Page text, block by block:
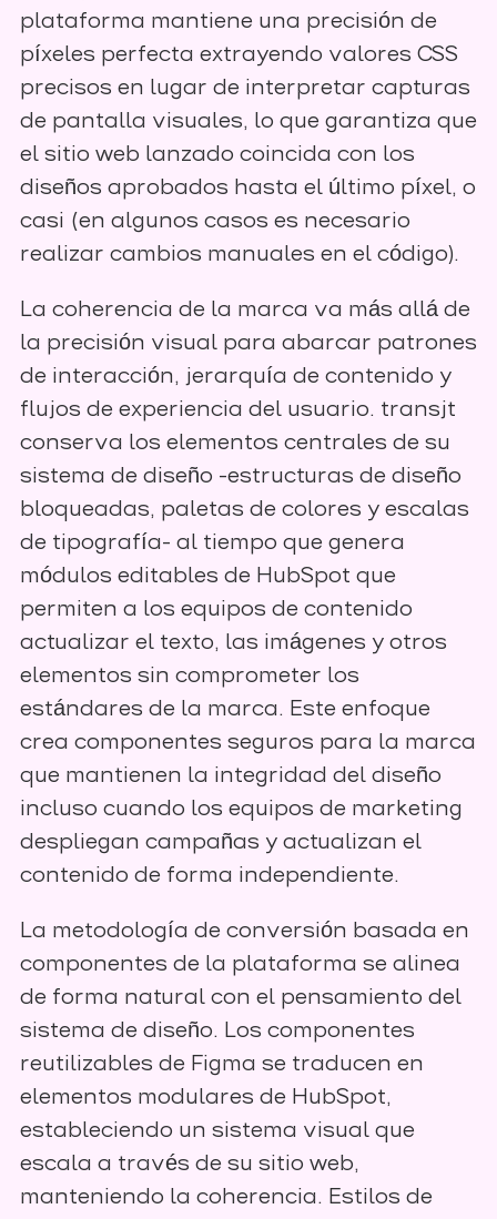
plataforma mantiene una precisión de
píxeles perfecta extrayendo valores CSS
precisos en lugar de interpretar capturas
de pantalla visuales, lo que garantiza que
el sitio web lanzado coincida con los
diseños aprobados hasta el último píxel, o
casi (en algunos casos es necesario
realizar cambios manuales en el código).
La coherencia de la marca va más allá de
la precisión visual para abarcar patrones
de interacción, jerarquía de contenido y
flujos de experiencia del usuario. transjt
conserva los elementos centrales de su
sistema de diseño -estructuras de diseño
bloqueadas, paletas de colores y escalas
de tipografía- al tiempo que genera
módulos editables de HubSpot que
permiten a los equipos de contenido
actualizar el texto, las imágenes y otros
elementos sin comprometer los
estándares de la marca. Este enfoque
crea componentes seguros para la marca
que mantienen la integridad del diseño
incluso cuando los equipos de marketing
despliegan campañas y actualizan el
contenido de forma independiente.
La metodología de conversión basada en
componentes de la plataforma se alinea
de forma natural con el pensamiento del
sistema de diseño. Los componentes
reutilizables de Figma se traducen en
elementos modulares de HubSpot,
estableciendo un sistema visual que
escala a través de su sitio web,
manteniendo la coherencia. Estilos de